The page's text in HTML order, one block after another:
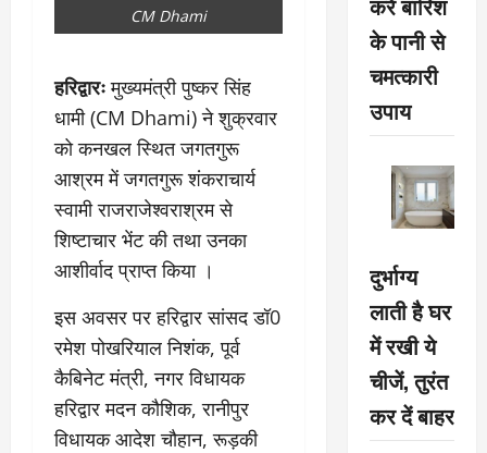
CM Dhami
हरिद्वारःमुख्यमंत्री पुष्कर सिंह
धामी (CM Dhami) ने शुक्रवार
को कनखल स्थित जगतगुरू
आश्रम में जगतगुरू शंकराचार्य
स्वामी राजराजेश्वराश्रम से
शिष्टाचार भेंट की तथा उनका
आशीर्वाद प्राप्त किया ।
इस अवसर पर हरिद्वार सांसद डॉ0
रमेश पोखरियाल निशंक, पूर्व
कैबिनेट मंत्री, नगर विधायक
हरिद्वार मदन कौशिक, रानीपुर
विधायक आदेश चौहान, रूड़की
के पानी से
चमत्कारी
उपाय
दुर्भाग्य
लाती है घर
में रखी ये
चीजें, तुरंत
कर दें बाहर